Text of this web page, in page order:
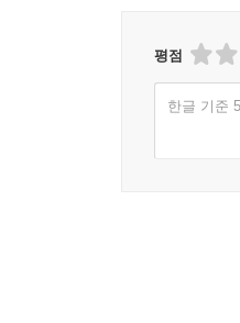
닥터덕은 15
건강하게 살고
평점
한글 기준